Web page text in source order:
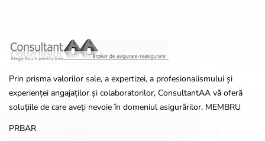
Prin prisma valorilor sale, a expertizei, a profesionalismului și
experienței angajaților și colaboratorilor, ConsultantAA vă oferă
soluțiile de care aveți nevoie în domeniul asigurărilor. MEMBRU
PRBAR